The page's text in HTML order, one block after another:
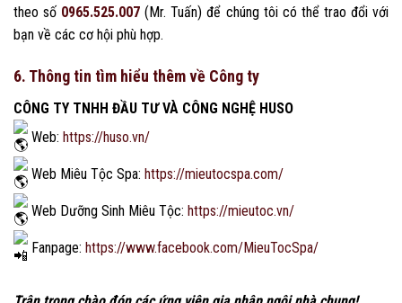
theo số 0965.525.007 (Mr. Tuấn) để chúng tôi có thể trao đổi với
bạn về các cơ hội phù hợp.
6. Thông tin tìm hiểu thêm về Công ty
CÔNG TY TNHH ĐẦU TƯ VÀ CÔNG NGHỆ HUSO
Web: https://huso.vn/
Web Miêu Tộc Spa: https://mieutocspa.com/
Web Dưỡng Sinh Miêu Tộc: https://mieutoc.vn/
Fanpage: https://www.facebook.com/MieuTocSpa/